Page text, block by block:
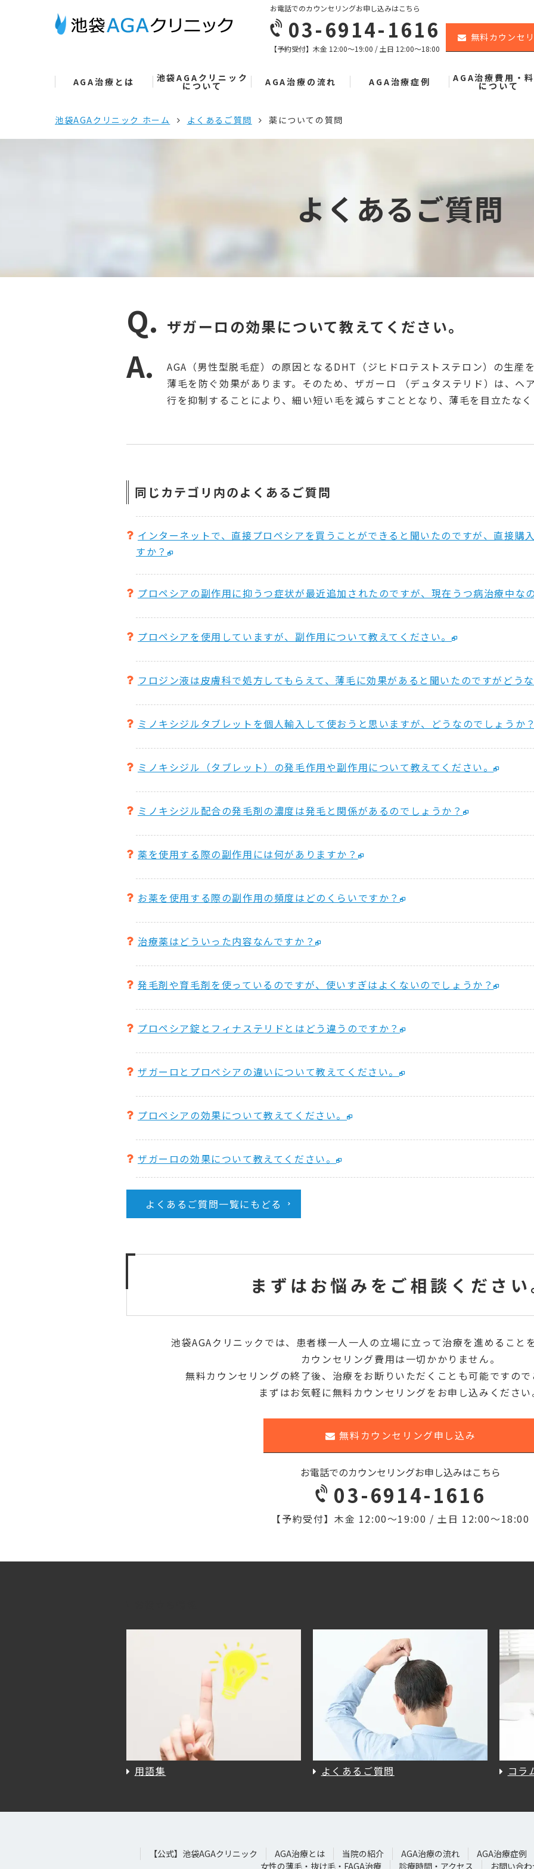
お電話でのカウンセリングお申し込みはこちら
03-6914-1616
【予約受付】木金 12:00〜19:00 / 土日 12:00〜18:00
無料カウンセ
AGA治療とは 池袋AGAクリニック
について AGA治療の流れ AGA治療症例 AGA治療費用・
について
池袋AGAクリニック ホーム よくあるご質問 薬についての質問
よくあるご質問
ザガーロの効果について教えてください。
AGA（男性型脱毛症）の原因となるDHT（ジヒドロテストステロン）の生産
薄毛を防ぐ効果があります。そのため、ザガーロ （デュタステリド）は、ヘ
行を抑制することにより、細い短い毛を減らすこととなり、薄毛を目立たな
同じカテゴリ内のよくあるご質問
インターネットで、直接プロペシアを買うことができると聞いたのですが、直接購
すか？
プロペシアの副作用に抑うつ症状が最近追加されたのですが、現在うつ病治療中な
プロペシアを使用していますが、副作用について教えてください。
フロジン液は皮膚科で処方してもらえて、薄毛に効果があると聞いたのですがどう
ミノキシジルタブレットを個人輸入して使おうと思いますが、どうなのでしょうか
ミノキシジル（タブレット）の発毛作用や副作用について教えてください。
ミノキシジル配合の発毛剤の濃度は発毛と関係があるのでしょうか？
薬を使用する際の副作用には何がありますか？
お薬を使用する際の副作用の頻度はどのくらいですか？
治療薬はどういった内容なんですか？
発毛剤や育毛剤を使っているのですが、使いすぎはよくないのでしょうか？
プロペシア錠とフィナステリドとはどう違うのですか？
ザガーロとプロペシアの違いについて教えてください。
プロペシアの効果について教えてください。
ザガーロの効果について教えてください。
よくあるご質問一覧にもどる
まずはお悩みをご相談くださ
池袋AGAクリニックでは、患者様一人一人の立場に立って治療を進めること
カウンセリング費用は一切かかりません。
無料カウンセリングの終了後、治療をお断りいただくことも可能ですの
まずはお気軽に無料カウンセリングをお申し込みくださ
無料カウンセリング申し込み
お電話でのカウンセリングお申し込みはこちら
03-6914-1616
【予約受付】 木金 12:00〜19:00 / 土日 12:00〜18:00
用語集 よくあるご質問 コラ
【公式】池袋AGAクリニック AGA治療とは 当院の紹介 AGA治療の流れ
AGA治療症例
女性の薄毛・抜け毛・FAGA治療
診療時間・アクセス お問い合